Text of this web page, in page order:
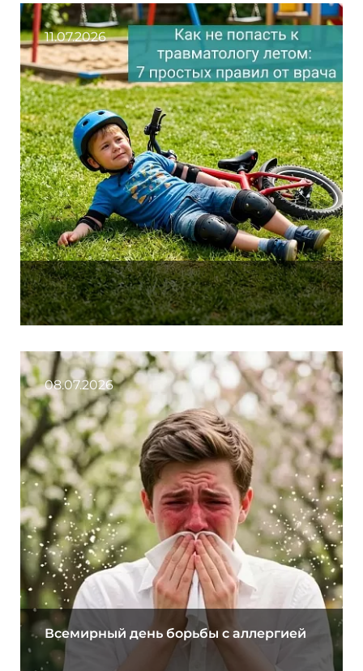
11.07.2026
08.07.2026
Всемирный день борьбы с аллергией